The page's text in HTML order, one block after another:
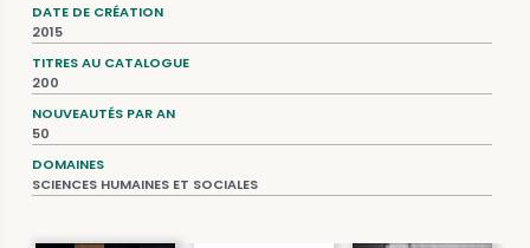
DATE DE CRÉATION
2015
TITRES AU CATALOGUE
200
NOUVEAUTÉS PAR AN
50
DOMAINES
SCIENCES HUMAINES ET SOCIALES